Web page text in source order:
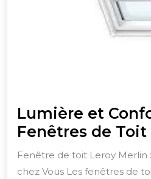
Lumière et
Fenêtres de
Fenêtre de toit Leroy
chez Vous Les fenêtres de